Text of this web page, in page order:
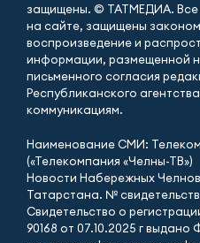
защищены. © ТАТМЕДИА.
на сайте, защищены
воспроизведение и
информации, размещенной
письменного согласия
Республиканского
коммуникациям.
Наименование СМИ:
(«Телекомпания «Челны-ТВ»)
Новости Набережных
Татарстана. №
Свидетельство о
90168 от 07.10.2025 г